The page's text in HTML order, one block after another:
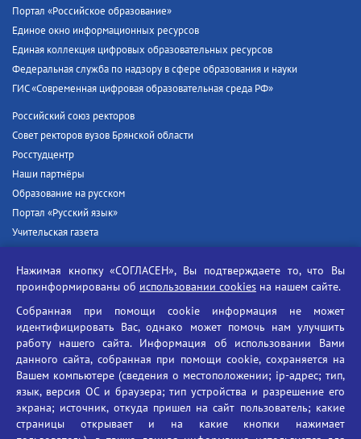
Портал «Российское образование»
Единое окно информационных ресурсов
Единая коллекция цифровых образовательных ресурсов
Федеральная служба по надзору в сфере образования и науки
ГИС «Современная цифровая образовательная среда РФ»
Российский союз ректоров
Совет ректоров вузов Брянской области
Росстудцентр
Наши партнёры
Образование на русском
Портал «Русский язык»
Учительская газета
Единый портал государственных услуг
Противодействие угрозам информационной безопасности
Социальные ролики - Генеральная прокуратура РФ
Противодействие коррупции
БГУ против наркотиков
Брянский государственный университет
имени академика И.Г. Петровского
Нажимая кнопку «СОГЛАСЕН», Вы подтверждаете то, что Вы
проинформированы об использовании cookies на нашем сайте.
Собранная при помощи cookie информация не может
идентифицировать Вас, однако может помочь нам улучшить
работу нашего сайта. Информация об использовании Вами
данного сайта, собранная при помощи cookie, сохраняется на
Вашем компьютере (сведения о местоположении; ip-адрес; тип,
язык, версия ОС и браузера; тип устройства и разрешение его
экрана; источник, откуда пришел на сайт пользователь; какие
страницы открывает и на какие кнопки нажимает